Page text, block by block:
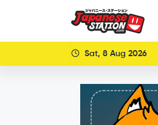
Sat, 8 Aug 2026